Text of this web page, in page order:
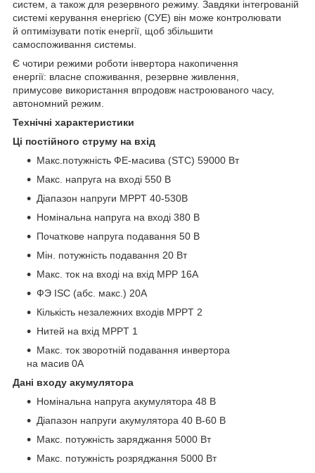
систем, а також для резервного режиму. Завдяки інтегрованій
системі керування енергією (СУЕ) він може контролювати
й оптимізувати потік енергії, щоб збільшити
самоспоживання системы.
Є чотири режими роботи інвертора накопичення
енергії: власне споживання, резервне живлення,
примусове використання впродовж настроюваного часу,
автономний режим.
Технічні характеристики
Ці постійного струму на вхід
Макс.потужність ФЕ-масива (STC) 59000 Вт
Макс. напруга на вході 550 В
Діапазон напруги MPPT 40-530В
Номінальна напруга на вході 380 В
Початкове напруга подавання 50 В
Мін. потужність подавання 20 Вт
Макс. ток на вході на вхід MPP 16А
ФЭ ISC (абс. макс.) 20А
Кількість незалежних входів MPPT 2
Нитей на вхід MPPT 1
Макс. ток зворотній подавання инвертора
на масив 0А
Дані входу акумулятора
Номінальна напруга акумулятора 48 В
Діапазон напруги акумулятора 40 В-60 В
Макс. потужність заряджання 5000 Вт
Макс. потужність розряджання 5000 Вт